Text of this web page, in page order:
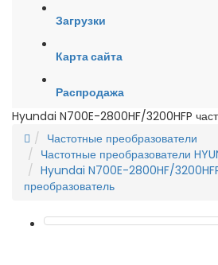
Загрузки
Карта сайта
Распродажа
Hyundai N700E-2800HF/3200HFP
Частотные преобразователи
Частотные преобразователи
Hyundai N700E-2800HF/
преобразователь